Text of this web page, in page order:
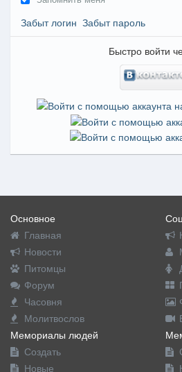
Забыт логин Забыт пароль
Быстро войти
Основное
Главная
Новости
Питомцы
Форум
Часовня
Молитвослов
Мемориалы людей
Создать
Новые